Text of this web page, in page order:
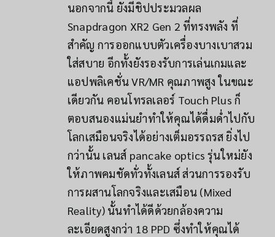
นอกจากนี้ ยังมีชิปประมวลผล
Snapdragon XR2 Gen 2 ที่ทรงพลัง ที่
สำคัญ การออกแบบตัวเครื่องบางเบาสวม
ใส่สบาย อีกทั้งยังรองรับการเล่นเกมและ
แอปพลิเคชั่น VR/MR คุณภาพสูง ในขณะ
เดียวกัน คอนโทรลเลอร์ Touch Plus ก็
ตอบสนองแม่นยำทำให้คุณได้ดื่มด่ำไปกับ
โลกเสมือนจริงได้อย่างเต็มอรรถรส ยิ่งไป
กว่านั้น เลนส์ pancake optics รุ่นใหม่ยัง
ให้ภาพคมชัดทั่วทั้งเลนส์ ส่วนการรองรับ
การผสานโลกจริงและเสมือน (Mixed
Reality) นั้นทำได้ดีด้วยกล้องความ
ละเอียดสูงกว่า 18 PPD ซึ่งทำให้คุณได้